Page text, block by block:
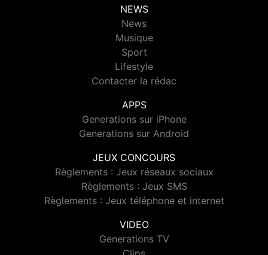
NEWS
News
Musique
Sport
Lifestyle
Contacter la rédac
APPS
Generations sur iPhone
Generations sur Android
JEUX CONCOURS
Règlements : Jeux réseaux sociaux
Règlements : Jeux SMS
Règlements : Jeux téléphone et internet
VIDEO
Generations TV